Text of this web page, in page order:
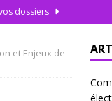
dossiers
JURIDIQUE
et Enjeux de